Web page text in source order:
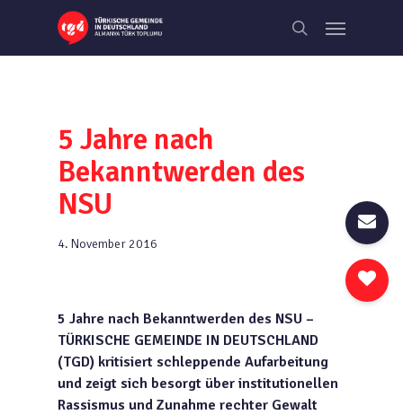
main
search
Menu
5 Jahre nach
Bekanntwerden des
NSU
4. November 2016
5 Jahre nach Bekanntwerden des NSU –
TÜRKISCHE GEMEINDE IN DEUTSCHLAND
(TGD) kritisiert schleppende Aufarbeitung
und zeigt sich besorgt über institutionellen
Rassismus und Zunahme rechter Gewalt